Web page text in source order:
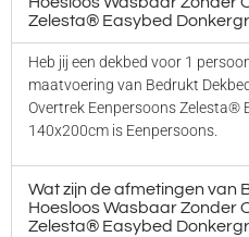
Zelesta® Easybed
Heb jij een dekbed voor 1
maatvoering van Bedrukt
Overtrek Eenpersoons Zelesta®
140x200cm is Eenpersoons.
Wat zijn de afmetingen van
Hoesloos Wasbaar Zonder
Zelesta® Easybed